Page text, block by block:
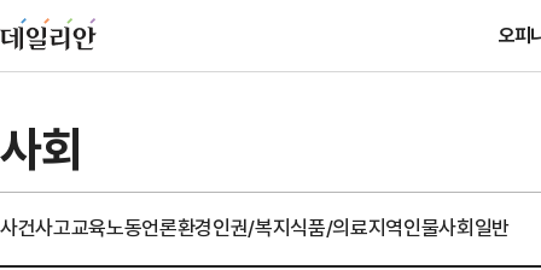
오피
사회
사건사고교육노동언론환경인권/복지식품/의료지역인물사회일반